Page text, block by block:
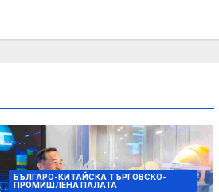
БЪЛГАРО-КИТАЙСКА ТЪРГОВСКО-
ПРОМИШЛЕНА ПАЛАТА